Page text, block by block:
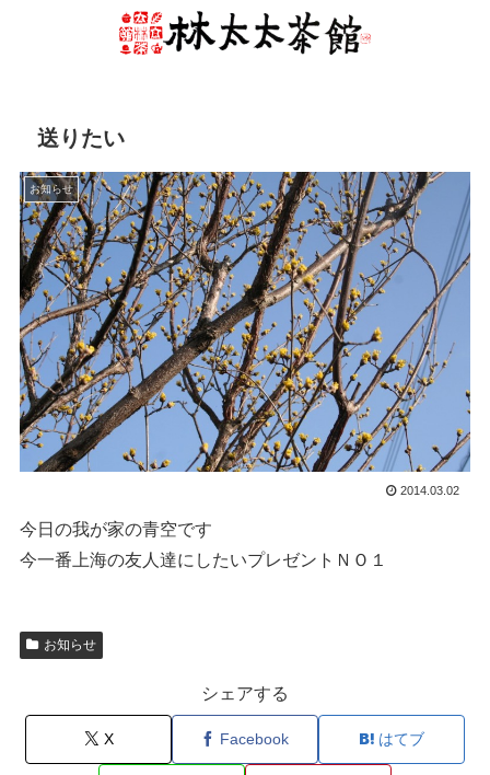
送りたい
お知らせ
2014.03.02
今日の我が家の青空です
今一番上海の友人達にしたいプレゼントＮＯ１
お知らせ
シェアする
X Facebook はてブ